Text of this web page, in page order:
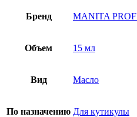
Бренд MANITA
Объем 15 мл
Вид Масло
По назначению Для кутикулы